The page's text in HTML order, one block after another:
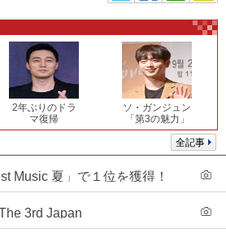
2年ぶりのドラ
マ復帰
ソ・ガンジュン
「第3の魅力」
全記事
Music 夏」で１位を獲得！
3rd Japan